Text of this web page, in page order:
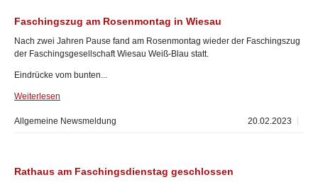
Faschingszug am Rosenmontag in Wiesau
Nach zwei Jahren Pause fand am Rosenmontag wieder der Faschingszug
der Faschingsgesellschaft Wiesau Weiß-Blau statt.
Eindrücke vom bunten...
Weiterlesen
20.02.2023
Allgemeine Newsmeldung
Rathaus am Faschingsdienstag geschlossen